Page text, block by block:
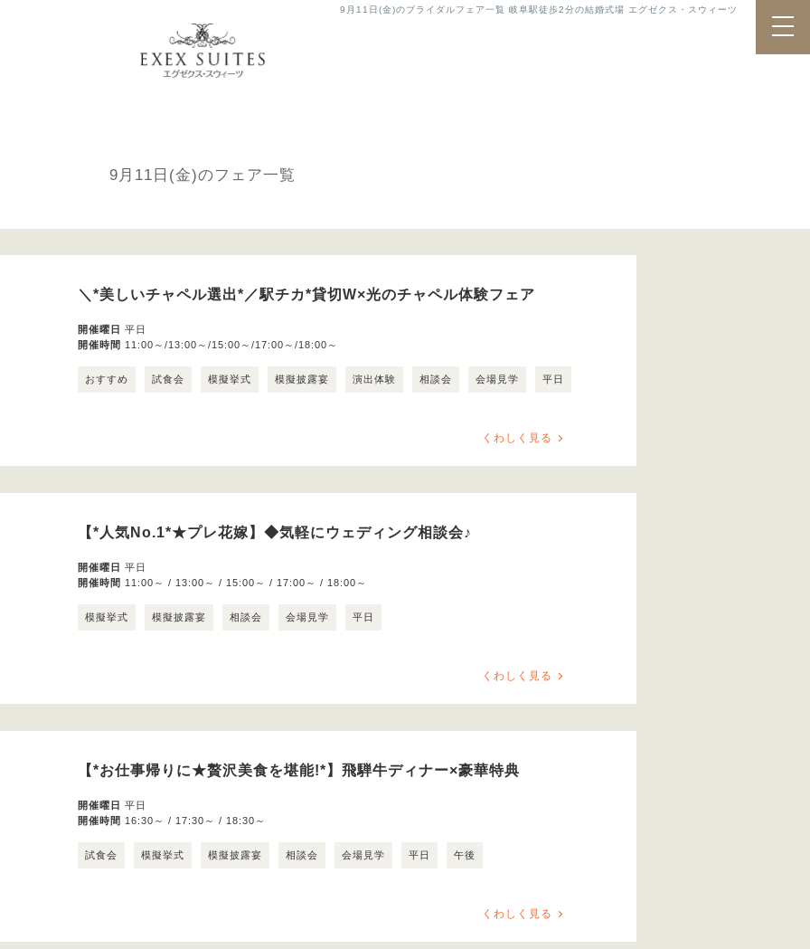
9月11日(金)のブライダルフェア一覧 岐阜駅徒歩2分の結婚式場 エグゼクス・スウィーツ
9月11日(金)のフェア一覧
＼*美しいチャペル選出*／駅チカ*貸切W×光のチャペル体験フェア
開催曜日 平日
開催時間 11:00～/13:00～/15:00～/17:00～/18:00～
おすすめ 試食会 模擬挙式 模擬披露宴 演出体験 相談会 会場見学 平日
くわしく見る
【*人気No.1*★プレ花嫁】◆気軽にウェディング相談会♪
開催曜日 平日
開催時間 11:00～ / 13:00～ / 15:00～ / 17:00～ / 18:00～
模擬挙式 模擬披露宴 相談会 会場見学 平日
くわしく見る
【*お仕事帰りに★贅沢美食を堪能!*】飛騨牛ディナー×豪華特典
開催曜日 平日
開催時間 16:30～ / 17:30～ / 18:30～
試食会 模擬挙式 模擬披露宴 相談会 会場見学 平日 午後
くわしく見る